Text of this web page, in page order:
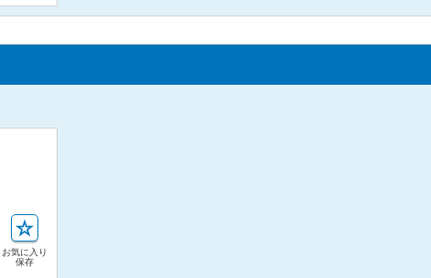
お気に入り
保存